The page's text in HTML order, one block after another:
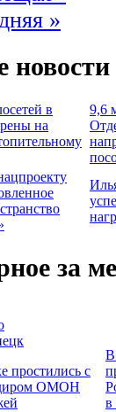
»
новости
в
на
9,6
за
простились с
ОМОН
В
в